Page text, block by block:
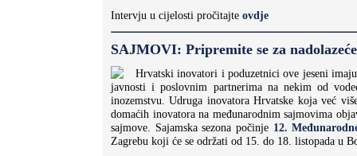
Intervju u cijelosti pročitajte ovdje
SAJMOVI: Pripremite se za
Hrvatski inovatori i poduzetnici ove jeseni
javnosti i poslovnim partnerima na nekim od
inozemstvu. Udruga inovatora Hrvatske koja već
domaćih inovatora na međunarodnim sajmovima
sajmove. Sajamska sezona počinje 12.
Zagrebu koji će se održati od 15. do 18. listopada u